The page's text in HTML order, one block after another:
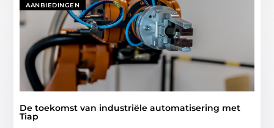
AANBIEDINGEN
De toekomst van industriële automatisering met
Tiap